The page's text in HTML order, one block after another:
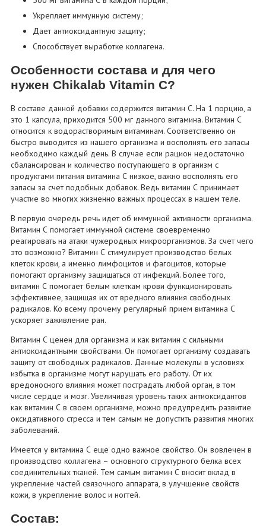
Укрепляет иммунную систему;
Дает антиоксидантную защиту;
Способствует выработке коллагена.
Особенности состава и для чего
нужен Chikalab Vitamin C?
В составе данной добавки содержится витамин С. На 1 порцию, а
это 1 капсула, приходится 500 мг данного витамина. Витамин С
относится к водорастворимым витаминам. Соответственно он
быстро выводится из нашего организма и восполнять его запасы
необходимо каждый день. В случае если рацион недостаточно
сбалансирован и количество поступающего в организм с
продуктами питания витамина С низкое, важно восполнять его
запасы за счет подобных добавок. Ведь витамин С принимает
участие во многих жизненно важных процессах в нашем теле.
В первую очередь речь идет об иммунной активности организма.
Витамин С помогает иммунной системе своевременно
реагировать на атаки чужеродных микроорганизмов. За счет чего
это возможно? Витамин С стимулирует производство белых
клеток крови, а именно лимфоцитов и фагоцитов, которые
помогают организму защищаться от инфекций. Более того,
витамин С помогает белым клеткам крови функционировать
эффективнее, защищая их от вредного влияния свободных
радикалов. Ко всему прочему регулярный прием витамина С
ускоряет заживление ран.
Витамин С ценен для организма и как витамин с сильными
антиоксидантными свойствами. Он помогает организму создавать
защиту от свободных радикалов. Данные молекулы в условиях
избытка в организме могут нарушать его работу. От их
вредоносного влияния может пострадать любой орган, в том
числе сердце и мозг. Увеличивая уровень таких антиоксидантов
как витамин С в своем организме, можно предупредить развитие
оксидативного стресса и тем самым не допустить развития многих
заболеваний.
Имеется у витамина С еще одно важное свойство. Он вовлечен в
производство коллагена – основного структурного белка всех
соединительных тканей. Тем самым витамин С вносит вклад в
укрепление частей связочного аппарата, в улучшение свойств
кожи, в укрепление волос и ногтей.
Состав: